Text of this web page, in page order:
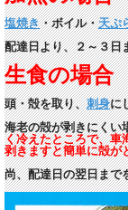
塩焼き・ボイル・天ぷ
配達日より、２～３日
生食の場合
頭・殻を取り、刺身に
海老の殻が剥きにくい
く冷えたところで、車
剥きますと簡単に殻が
尚、配達日の翌日まで